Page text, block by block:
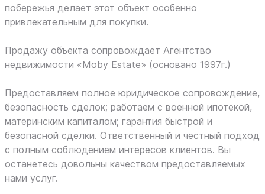
побережья делает этот объект особенно
привлекательным для покупки.
Продажу объекта сопровождает Агентство
недвижимости «Moby Estate» (основано 1997г.)
Предоставляем полное юридическое сопровождение,
безопасность сделок; работаем с военной ипотекой,
материнским капиталом; гарантия быстрой и
безопасной сделки. Ответственный и честный подход
с полным соблюдением интересов клиентов. Вы
останетесь довольны качеством предоставляемых
нами услуг.